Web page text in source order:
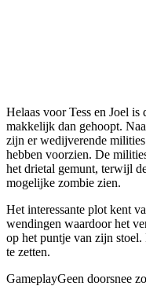
Helaas voor Tess en Joel
makkelijk dan gehoopt.
zijn er wedijverende
hebben voorzien. De
het drietal gemunt, terwijl
mogelijke zombie zien.
Het interessante plot kent
wendingen waardoor het
op het puntje van zijn
te zetten.
GameplayGeen doorsnee